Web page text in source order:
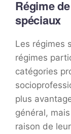
Régime
spéciaux
Les régimes
régimes
catégories
plus
général,
raison de